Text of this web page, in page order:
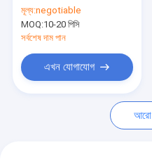
মূল্য:negotiable
MOQ:10-20 পিসি
সর্বশেষ দাম পান
এখন যোগাযোগ
আরো